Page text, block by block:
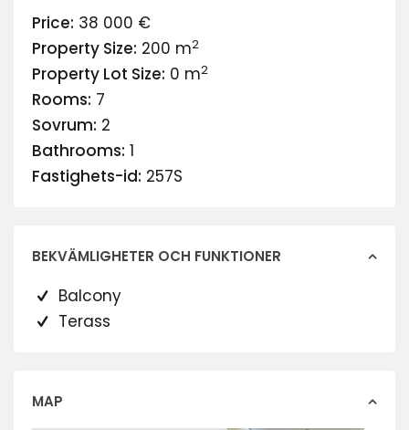
Price: 38 000 €
Property Size: 200 m2
Property Lot Size: 0 m2
Rooms: 7
Sovrum: 2
Bathrooms: 1
Fastighets-id: 257S
BEKVÄMLIGHETER OCH FUNKTIONER
Balcony
Terass
MAP